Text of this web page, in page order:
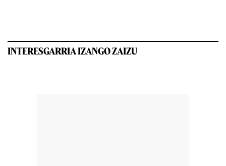
INTERESGARRIA IZANGO ZAIZU